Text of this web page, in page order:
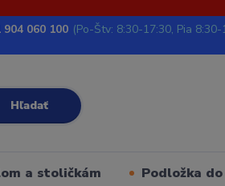
Hľadať
904 060 100 (Po-Štv: 8:30-17:30, Pia 8:30-
a stoličkám Podložka do